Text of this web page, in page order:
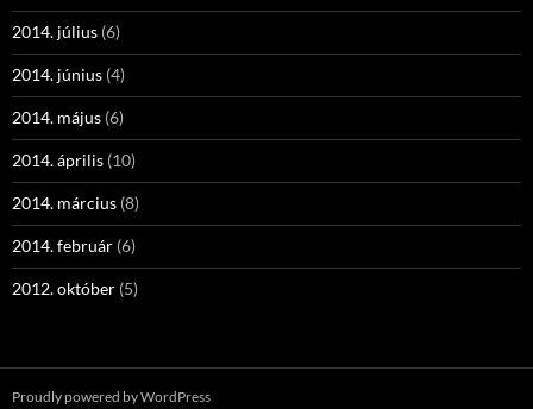
2014. július (6)
2014. június (4)
2014. május (6)
2014. április (10)
2014. március (8)
2014. február (6)
2012. október (5)
Proudly powered by WordPress